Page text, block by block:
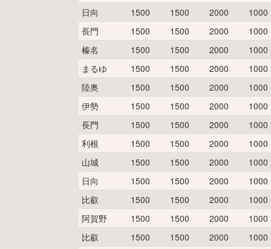
日向
1500 1500 2000
1000
長門
1500 1500 2000
1000
榛名
1500 1500 2000
1000
まるゆ
1500 1500 2000
1000
陸奥
1500 1500 2000
1000
伊勢
1500 1500 2000
1000
長門
1500 1500 2000
1000
利根
1500 1500 2000
1000
山城
1500 1500 2000
1000
日向
1500 1500 2000
1000
比叡
1500 1500 2000
1000
阿賀野
1500 1500 2000
1000
比叡
1500 1500 2000
1000